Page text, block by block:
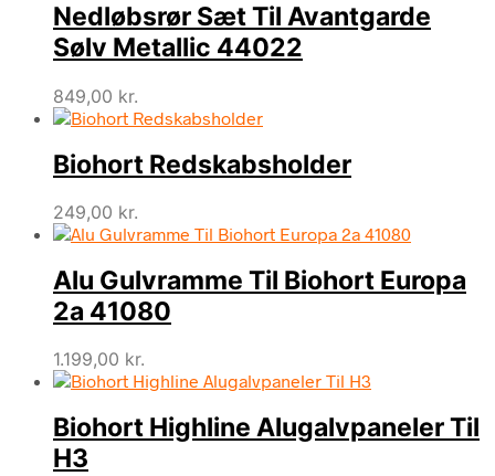
Nedløbsrør Sæt Til Avantgarde
Sølv Metallic 44022
849,00 kr.
Biohort Redskabsholder
249,00 kr.
Alu Gulvramme Til Biohort Europa
2a 41080
1.199,00 kr.
Biohort Highline Alugalvpaneler Til
H3